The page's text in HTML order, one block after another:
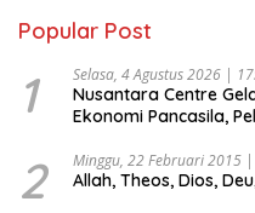
Popular Post
1 Selasa, 4 Agustus 2026 |
Nusantara Centre
Ekonomi Pancasila,
Ekonomi Politik
“Urgensi Undang-
2 Minggu, 22 Februari 2015
Allah, Theos, Dios,